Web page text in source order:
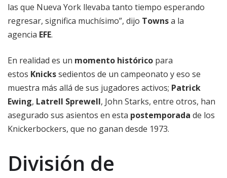
las que Nueva York llevaba tanto tiempo esperando
regresar, significa muchísimo”, dijo Townsa la
agencia EFE.
En realidad es un momento histórico para
estos Knickssedientos de un campeonato y eso se
muestra más allá de sus jugadores activos; Patrick
Ewing, Latrell Sprewell, John Starks, entre otros, han
asegurado sus asientos en esta postemporada de los
Knickerbockers, que no ganan desde 1973.
División de